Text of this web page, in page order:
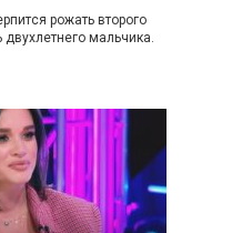
рожать второго
мальчика.